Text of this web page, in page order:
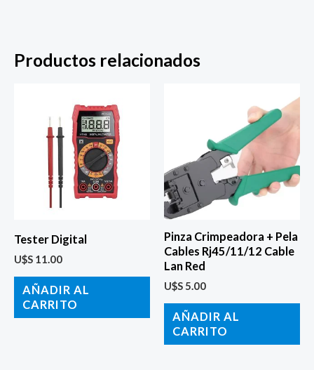
Productos relacionados
Tester Digital
U$S 11.00
AÑADIR AL
CARRITO
Pinza Crimpeadora + Pela
Cables Rj45/11/12 Cable
Lan Red
U$S 5.00
AÑADIR AL
CARRITO